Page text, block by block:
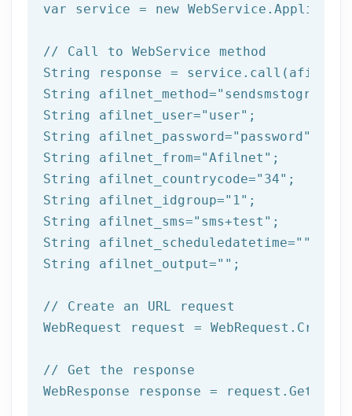
var service = new
// Call to WebService method
String response =
String afilnet_method="sendsmstogroup"
String afilnet_user="user" ;
String afilnet_password="password"
String afilnet_from="Afilnet" ;
String afilnet_countrycode="34" ;
String afilnet_idgroup="1" ;
String afilnet_sms="sms+test" ;
String afilnet_scheduledatetime=""
String afilnet_output="" ;
// Create an URL request
WebRequest request = WebRequest.Create(
// Get the response
WebResponse response =